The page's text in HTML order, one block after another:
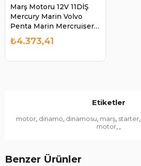
Marş Motoru 12V 11DİŞ
Mercury Marin Volvo
Penta Marin Mercruiser
Chevrolet Cadillac
STR3061 | PLUSLINE
₺4.373,41
Etiketler
motor, dinamo, dinamosu, marş, starter,
motor, ,
Benzer Ürünler